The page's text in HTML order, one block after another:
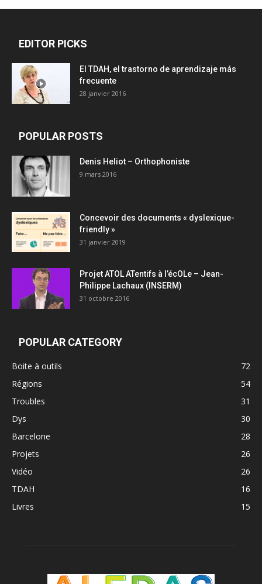
EDITOR PICKS
El TDAH, el trastorno de aprendizaje más
frecuente
28 janvier 2016
POPULAR POSTS
Denis Heliot – Orthophoniste
9 mars 2016
Concevoir des documents « dyslexique-
friendly »
31 janvier 2019
Projet ATOL ATentifs à l’écOLe – Jean-
Philippe Lachaux (INSERM)
31 octobre 2016
POPULAR CATEGORY
Boite à outils
72
Régions
54
Troubles
31
Dys
30
Barcelone
28
Projets
26
Vidéo
26
TDAH
16
Livres
15